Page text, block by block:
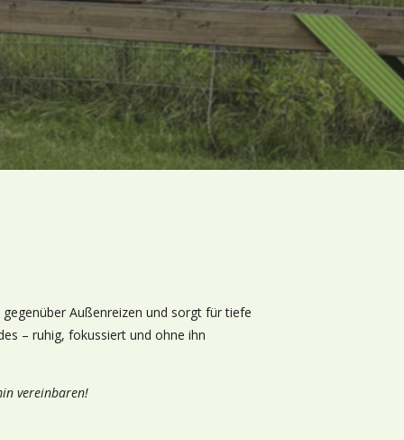
Außenreizen und sorgt für tiefe
– ruhig, fokussiert und ohne ihn
vereinbaren!